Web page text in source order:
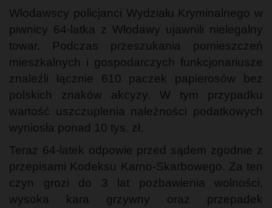
Włodawscy policjanci Wydziału Kryminalnego w
piwnicy 64-latka z Włodawy ujawnili nielegalny
towar. Podczas przeszukania pomieszczeń
mieszkalnych i gospodarczych funkcjonariusze
znaleźli łącznie 610 paczek papierosów bez
polskich znaków akcyzy. W tym przypadku
wartość uszczuplenia należności podatkowych
wyniosła ponad 10 tys. zł.
Teraz 64-latek odpowie przed sądem zgodnie z
przepisami Kodeksu Karno-Skarbowego. Za ten
czyn grozi do 3 lat pozbawienia wolności,
wysoka kara grzywny oraz przepadek